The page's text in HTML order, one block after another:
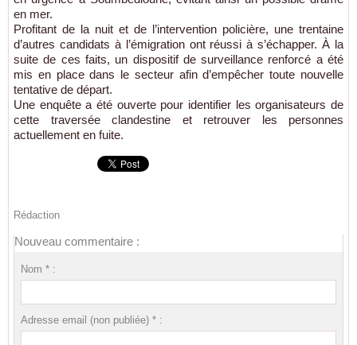
en mer.
Profitant de la nuit et de l’intervention policière, une trentaine
d’autres candidats à l’émigration ont réussi à s’échapper. À la
suite de ces faits, un dispositif de surveillance renforcé a été
mis en place dans le secteur afin d’empêcher toute nouvelle
tentative de départ.
Une enquête a été ouverte pour identifier les organisateurs de
cette traversée clandestine et retrouver les personnes
actuellement en fuite.
Rédaction
Nouveau commentaire :
Nom * :
Adresse email (non publiée) * :